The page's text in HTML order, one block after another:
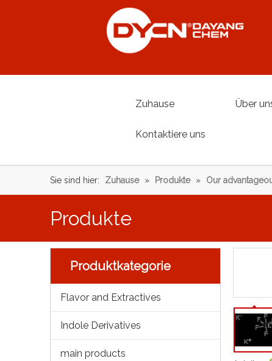
Zuhause Über
Kontaktiere uns
Sie sind hier: Zuhause » Produkte » Our
Produkte
Produktkategorie
Flavor and Extractives
Indole Derivatives
main products